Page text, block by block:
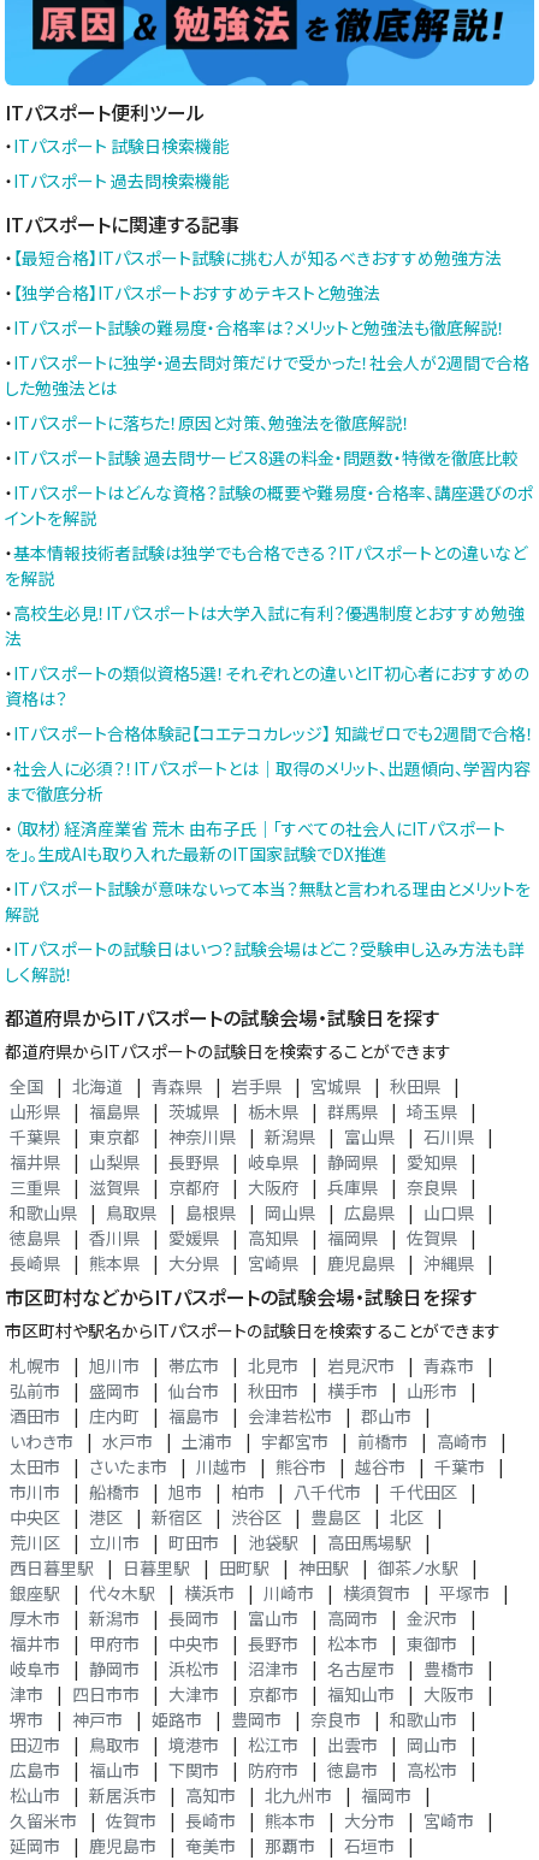
ITパスポート便利ツール
・ITパスポート 試験日検索機能
・ITパスポート 過去問検索機能
ITパスポートに関連する記事
・ 【最短合格】ITパスポート試験に挑む人が知るべきおすすめ勉強方法
・ 【独学合格】ITパスポートおすすめテキストと勉強法
・ITパスポート試験の難易度・合格率は？メリットと勉強法も徹底解説！
・ITパスポートに独学・過去問対策だけで受かった！社会人が2週間で合格
した勉強法とは
・ITパスポートに落ちた！原因と対策、勉強法を徹底解説！
・ITパスポート試験 過去問サービス8選の料金・問題数・特徴を徹底比較
・ITパスポートはどんな資格？試験の概要や難易度・合格率、講座選びのポ
イントを解説
・基本情報技術者試験は独学でも合格できる？ITパスポートとの違いなど
を解説
・高校生必見！ITパスポートは大学入試に有利？優遇制度とおすすめ勉強
法
・ITパスポートの類似資格5選！それぞれとの違いとIT初心者におすすめの
資格は？
・ITパスポート合格体験記【コエテコカレッジ】 知識ゼロでも2週間で合格！
・社会人に必須？！ITパスポートとは｜取得のメリット、出題傾向、学習内容
まで徹底分析
・ （取材）経済産業省 荒木 由布子氏｜「すべての社会人にITパスポート
を」。生成AIも取り入れた最新のIT国家試験でDX推進
・ITパスポート試験が意味ないって本当？無駄と言われる理由とメリットを
解説
・ITパスポートの試験日はいつ？試験会場はどこ？受験申し込み方法も詳
しく解説！
都道府県からITパスポートの試験会場・試験日を探す
都道府県からITパスポートの試験日を検索することができます
全国
| 北海道 | 青森県 | 岩手県 | 宮城県 | 秋田県
|
山形県
| 福島県 | 茨城県 | 栃木県 | 群馬県 | 埼玉県
|
千葉県
| 東京都 | 神奈川県 | 新潟県 | 富山県 | 石川県
|
福井県
| 山梨県 | 長野県 | 岐阜県 | 静岡県 | 愛知県
|
三重県
| 滋賀県 | 京都府 | 大阪府 | 兵庫県 | 奈良県
|
和歌山県
| 鳥取県 | 島根県 | 岡山県 | 広島県 | 山口県
|
徳島県
| 香川県 | 愛媛県 | 高知県 | 福岡県 | 佐賀県
|
長崎県
| 熊本県 | 大分県 | 宮崎県 | 鹿児島県 | 沖縄県 |
市区町村などからITパスポートの試験会場・試験日を探す
市区町村や駅名からITパスポートの試験日を検索することができます
札幌市
| 旭川市 | 帯広市 | 北見市 | 岩見沢市 | 青森市
|
弘前市
| 盛岡市 | 仙台市 | 秋田市 | 横手市 | 山形市
|
酒田市
| 庄内町 | 福島市 | 会津若松市 | 郡山市
|
いわき市
| 水戸市 | 土浦市 | 宇都宮市 | 前橋市 | 高崎市
|
太田市
| さいたま市 | 川越市 | 熊谷市 | 越谷市 | 千葉市
|
市川市
| 船橋市 | 旭市 | 柏市 | 八千代市 | 千代田区
|
中央区
| 港区 | 新宿区 | 渋谷区 | 豊島区 | 北区
|
荒川区
| 立川市 | 町田市 | 池袋駅 | 高田馬場駅
|
西日暮里駅
| 日暮里駅 | 田町駅 | 神田駅 | 御茶ノ水駅
|
銀座駅
| 代々木駅 | 横浜市 | 川崎市 | 横須賀市 | 平塚市
|
厚木市
| 新潟市 | 長岡市 | 富山市 | 高岡市 | 金沢市
|
福井市
| 甲府市 | 中央市 | 長野市 | 松本市 | 東御市
|
岐阜市
| 静岡市 | 浜松市 | 沼津市 | 名古屋市 | 豊橋市
|
津市
| 四日市市 | 大津市 | 京都市 | 福知山市 | 大阪市
|
堺市
| 神戸市 | 姫路市 | 豊岡市 | 奈良市 | 和歌山市
|
田辺市
| 鳥取市 | 境港市 | 松江市 | 出雲市 | 岡山市
|
広島市
| 福山市 | 下関市 | 防府市 | 徳島市 | 高松市
|
松山市
| 新居浜市 | 高知市 | 北九州市 | 福岡市
|
久留米市
| 佐賀市 | 長崎市 | 熊本市 | 大分市 | 宮崎市
|
延岡市
| 鹿児島市 | 奄美市 | 那覇市 | 石垣市 |